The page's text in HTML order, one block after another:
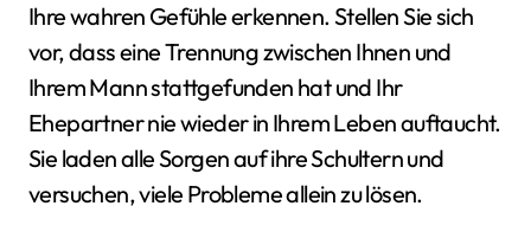
Ihre wahren Gefühle erkennen. Stellen Sie sich
vor, dass eine Trennung zwischen Ihnen und
Ihrem Mann stattgefunden hat und Ihr
Ehepartner nie wieder in Ihrem Leben auftaucht.
Sie laden alle Sorgen auf ihre Schultern und
versuchen, viele Probleme allein zu lösen.